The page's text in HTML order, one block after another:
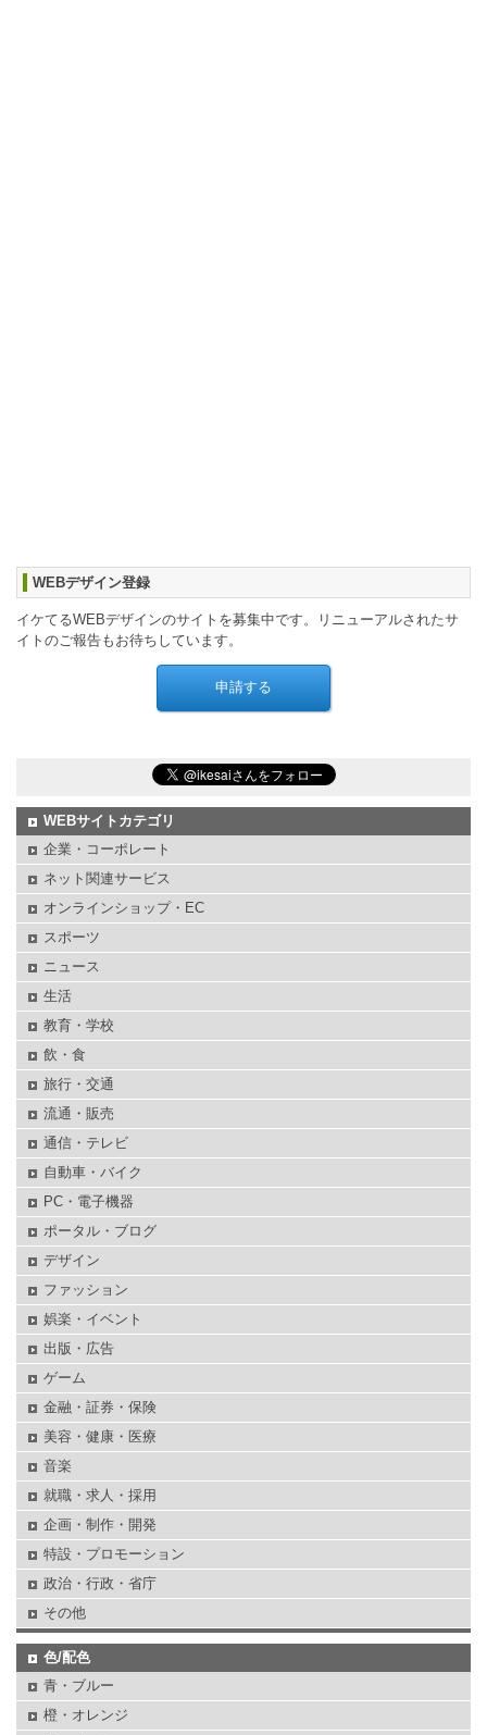
WEBデザイン登録
イケてるWEBデザインのサイトを募集中です。リニューアルされたサ
イトのご報告もお待ちしています。
WEBサイトカテゴリ
企業・コーポレート
ネット関連サービス
オンラインショップ・EC
スポーツ
ニュース
生活
教育・学校
飲・食
旅行・交通
流通・販売
通信・テレビ
自動車・バイク
PC・電子機器
ポータル・ブログ
デザイン
ファッション
娯楽・イベント
出版・広告
ゲーム
金融・証券・保険
美容・健康・医療
音楽
就職・求人・採用
企画・制作・開発
特設・プロモーション
政治・行政・省庁
その他
色/配色
青・ブルー
橙・オレンジ